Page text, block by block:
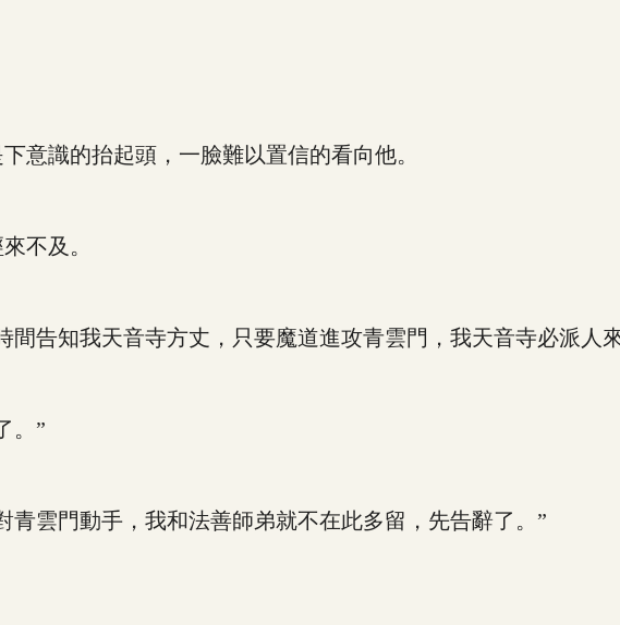
識的抬起頭，一臉難以置信的看向他。
不及。
告知我天音寺方丈，只要魔道進攻青雲門，我天音寺必派人
。”
雲門動手，我和法善師弟就不在此多留，先告辭了。”